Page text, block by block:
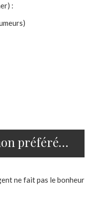
:
préféré…
ne fait pas le bonheur